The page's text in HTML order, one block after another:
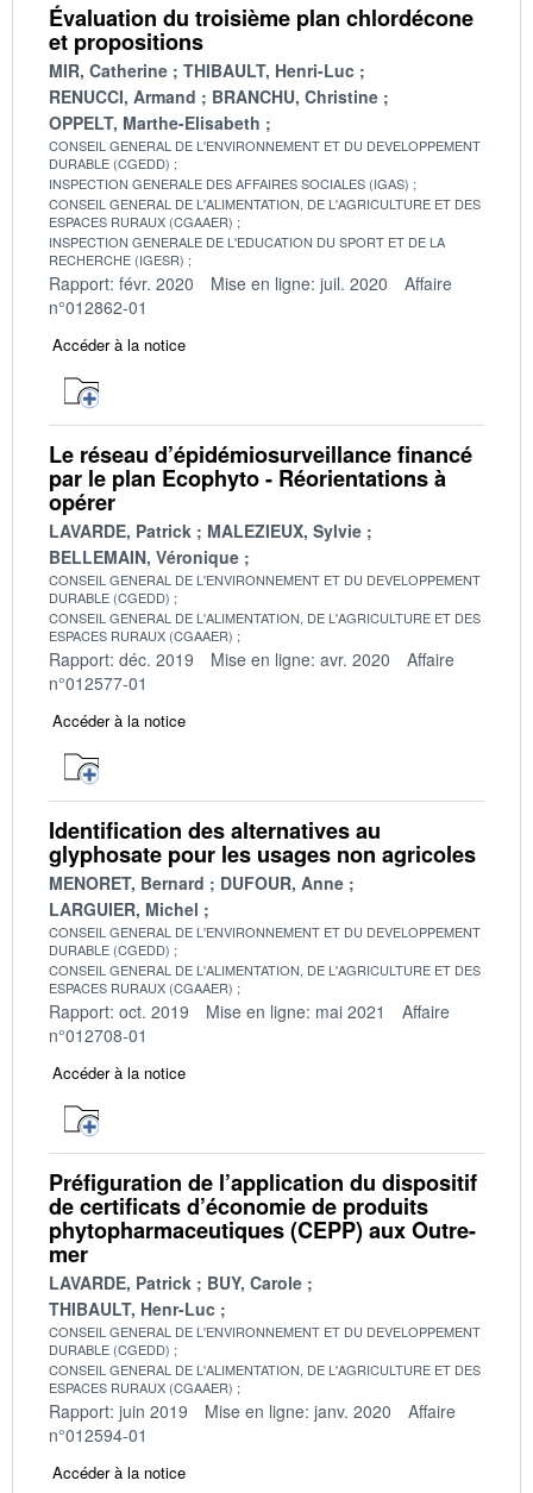
Évaluation du troisième plan chlordécone
et propositions
MIR, Catherine
THIBAULT, Henri-Luc
RENUCCI, Armand
BRANCHU, Christine
OPPELT, Marthe-Elisabeth
CONSEIL GENERAL DE L'ENVIRONNEMENT ET DU DEVELOPPEMENT
DURABLE (CGEDD)
INSPECTION GENERALE DES AFFAIRES SOCIALES (IGAS)
CONSEIL GENERAL DE L'ALIMENTATION, DE L'AGRICULTURE ET DES
ESPACES RURAUX (CGAAER)
INSPECTION GENERALE DE L'EDUCATION DU SPORT ET DE LA
RECHERCHE (IGESR)
Rapport: févr. 2020 Mise en ligne: juil. 2020
Affaire
n°012862-01
Accéder à la notice
Le réseau d’épidémiosurveillance financé
par le plan Ecophyto - Réorientations à
opérer
LAVARDE, Patrick
MALEZIEUX, Sylvie
BELLEMAIN, Véronique
CONSEIL GENERAL DE L'ENVIRONNEMENT ET DU DEVELOPPEMENT
DURABLE (CGEDD)
CONSEIL GENERAL DE L'ALIMENTATION, DE L'AGRICULTURE ET DES
ESPACES RURAUX (CGAAER)
Rapport: déc. 2019 Mise en ligne: avr. 2020
Affaire
n°012577-01
Accéder à la notice
Identification des alternatives au
glyphosate pour les usages non agricoles
MENORET, Bernard
DUFOUR, Anne
LARGUIER, Michel
CONSEIL GENERAL DE L'ENVIRONNEMENT ET DU DEVELOPPEMENT
DURABLE (CGEDD)
CONSEIL GENERAL DE L'ALIMENTATION, DE L'AGRICULTURE ET DES
ESPACES RURAUX (CGAAER)
Rapport: oct. 2019 Mise en ligne: mai 2021
Affaire
n°012708-01
Accéder à la notice
Préfiguration de l’application du dispositif
de certificats d’économie de produits
phytopharmaceutiques (CEPP) aux Outre-
mer
LAVARDE, Patrick
BUY, Carole
THIBAULT, Henr-Luc
CONSEIL GENERAL DE L'ENVIRONNEMENT ET DU DEVELOPPEMENT
DURABLE (CGEDD)
CONSEIL GENERAL DE L'ALIMENTATION, DE L'AGRICULTURE ET DES
ESPACES RURAUX (CGAAER)
Rapport: juin 2019 Mise en ligne: janv. 2020
Affaire
n°012594-01
Accéder à la notice